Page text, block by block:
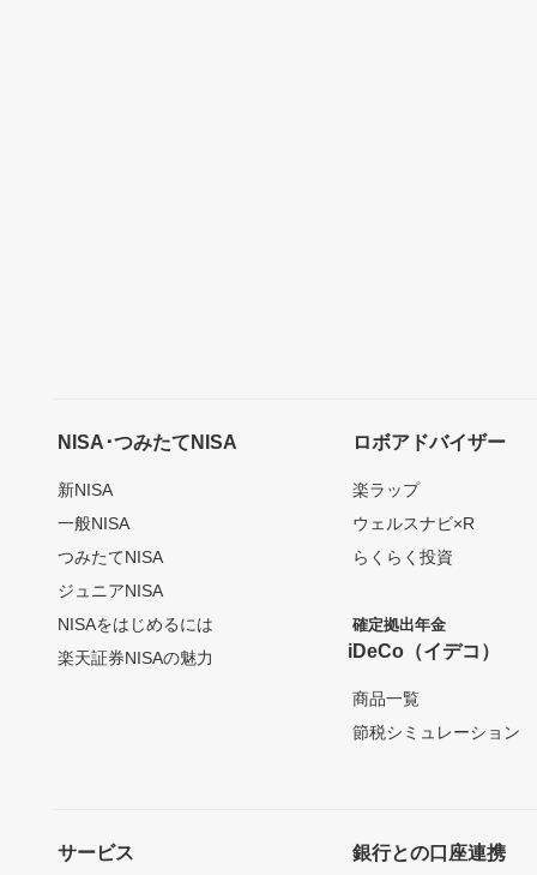
NISA･つみたてNISA
新NISA
一般NISA
つみたてNISA
ジュニアNISA
NISAをはじめるには
楽天証券NISAの魅力
ロボアドバイザー
楽ラップ
ウェルスナビ×R
らくらく投資
確定拠出年金
iDeCo（イデコ）
商品一覧
節税シミュレーション
サービス 銀行との口座連携